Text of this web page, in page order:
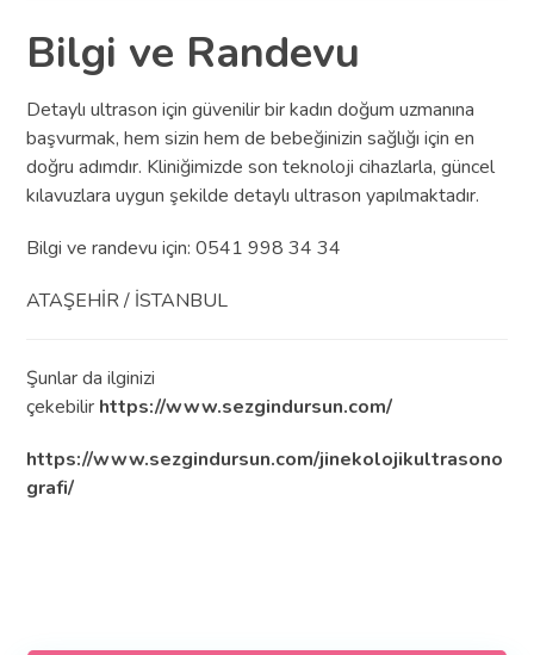
Bilgi ve Randevu
Detaylı ultrason için güvenilir bir kadın doğum uzmanına
başvurmak, hem sizin hem de bebeğinizin sağlığı için en
doğru adımdır. Kliniğimizde son teknoloji cihazlarla, güncel
kılavuzlara uygun şekilde detaylı ultrason yapılmaktadır.
Bilgi ve randevu için: 0541 998 34 34
ATAŞEHİR / İSTANBUL
Şunlar da ilginizi
çekebilir https://www.sezgindursun.com/
https://www.sezgindursun.com/jinekolojikultrasono
grafi/